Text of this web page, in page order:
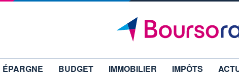
ÉPARGNE BUDGET IMMOBILIER IMPÔTS